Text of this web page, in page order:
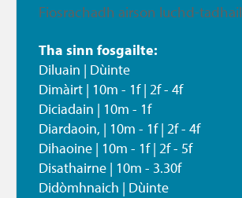
Fiosrachadh airson luchd-tadhail
Tha sinn fosgailte:
Diluain | Dùinte
Dimàirt | 10m - 1f | 2f - 4f
Diciadain | 10m - 1f
Diardaoin, | 10m - 1f | 2f - 4f
Dihaoine | 10m - 1f | 2f - 5f
Disathairne | 10m - 3.30f
Didòmhnaich | Dùinte